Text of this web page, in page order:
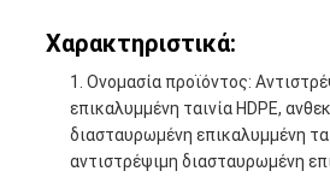
Χαρακτηριστικά:
Ονομασία προϊόντος:
επικαλυμμένη ταινία HDPE,
διασταυρωμένη επικαλυμμένη
αντιστρέψιμη διασταυρωμένη